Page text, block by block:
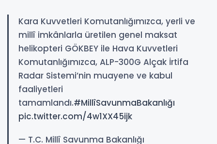
Kara Kuvvetleri Komutanlığımızca, yerli ve
millî imkânlarla üretilen genel maksat
helikopteri GÖKBEY ile Hava Kuvvetleri
Komutanlığımızca, ALP-300G Alçak İrtifa
Radar Sistemi’nin muayene ve kabul
faaliyetleri
tamamlandı.#MillîSavunmaBakanlığı
pic.twitter.com/4w1XX45ijk
— T.C. Millî Savunma Bakanlığı